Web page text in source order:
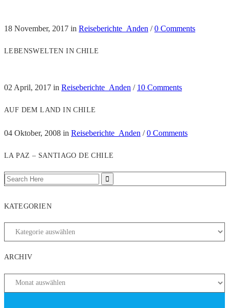
18 November, 2017 in Reiseberichte_Anden /0 Comments
LEBENSWELTEN IN CHILE
02 April, 2017 in Reiseberichte_Anden / 10 Comments
AUF DEM LAND IN CHILE
04 Oktober, 2008 in Reiseberichte_Anden /0 Comments
LA PAZ – SANTIAGO DE CHILE
KATEGORIEN
ARCHIV